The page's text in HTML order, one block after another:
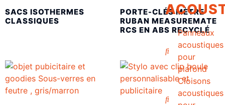
Panneaux
acoustiques
pour
plafond
Cloisons
acoustiques
SACS ISOTHERMES
CLASSIQUES
PORTE-CLÉS MÈTRE
RUBAN MEASUREMATE
RCS EN ABS RECYCLÉ